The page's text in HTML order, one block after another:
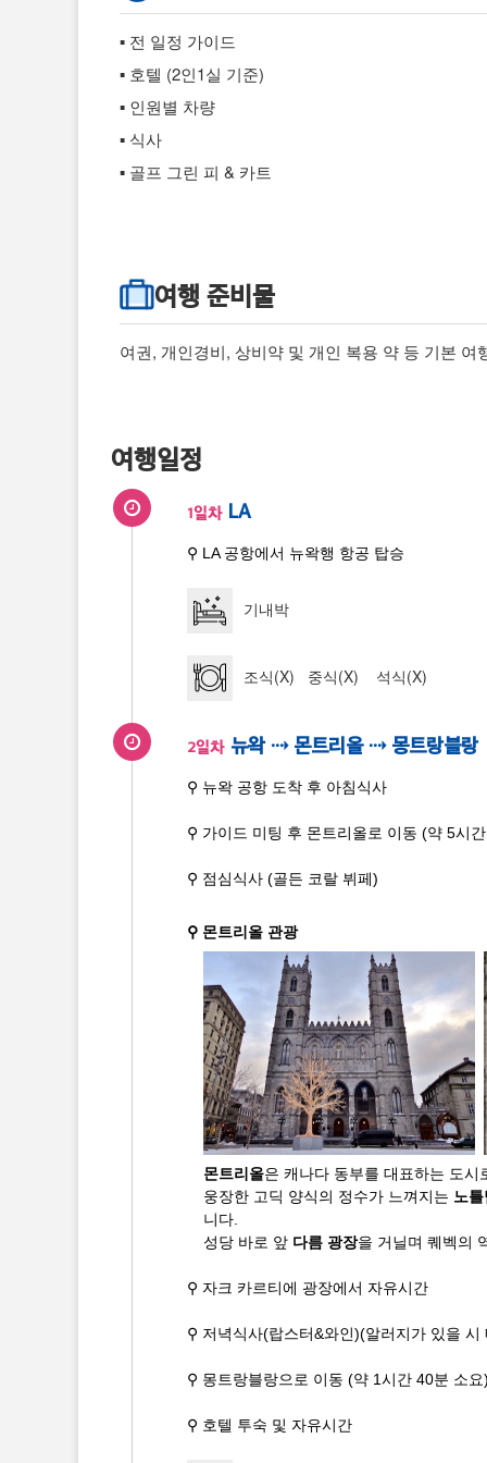
▪ 전 일정 가이드
▪ 호텔 (2인1실 기준)
▪ 인원별 차량
▪ 식사
▪ 골프 그린 피 & 카트
여행 준비물
여권, 개인경비, 상비약 및 개인 복용 약 등 기본
여행일정
1일차 LA
⚲ LA 공항에서 뉴왁행 항공 탑승
기내박
조식(X) 중식(X) 석식(X)
2일차 뉴왁 ⇢ 몬트리올 ⇢ 몽트랑블랑
⚲ 뉴왁 공항 도착 후 아침식사
⚲ 가이드 미팅 후 몬트리올로 이동 (약 5시
⚲ 점심식사 (골든 코랄 뷔페)
⚲ 몬트리올 관광
몬트리올은 캐나다 동부를 대표하는 도
웅장한 고딕 양식의 정수가 느껴지는 노
니다.
성당 바로 앞 다름 광장을 거닐며 퀘벡의
⚲ 자크 카르티에 광장에서 자유시간
⚲ 저녁식사(랍스터&와인)(알러지가 있을 시
⚲ 몽트랑블랑으로 이동 (약 1시간 40분 소요
⚲ 호텔 투숙 및 자유시간